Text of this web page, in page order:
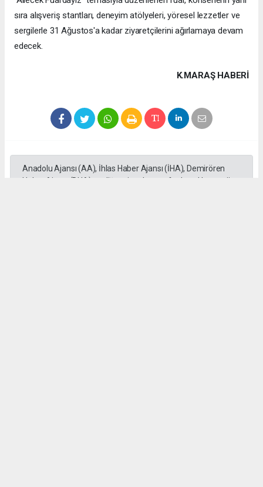
sıra alışveriş stantları, deneyim atölyeleri, yöresel lezzetler ve
sergilerle 31 Ağustos'a kadar ziyaretçilerini ağırlamaya devam
edecek.
K.MARAŞ HABERİ
Anadolu Ajansı (AA), İhlas Haber Ajansı (İHA), Demirören
Haber Ajansı (DHA) ve diğer ajanslar tarafından eklenen tüm